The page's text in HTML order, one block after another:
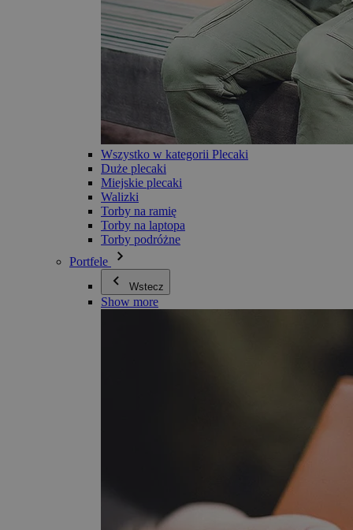
Wszystko w kategorii Plecaki
Duże plecaki
Miejskie plecaki
Walizki
Torby na ramię
Torby na laptopa
Torby podróżne
Portfele
Wstecz
Show more